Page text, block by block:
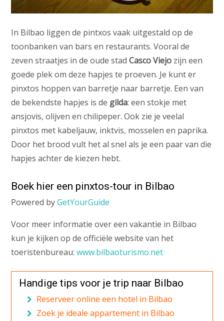
In Bilbao liggen de pintxos vaak uitgestald op de
toonbanken van bars en restaurants. Vooral de
zeven straatjes in de oude stadCasco Viejo zijn een
goede plek om deze hapjes te proeven. Je kunt er
pinxtos hoppen van barretje naar barretje. Een van
de bekendste hapjes is de gilda: een stokje met
ansjovis, olijven en chilipeper. Ook zie je veelal
pinxtos met kabeljauw, inktvis, mosselen en paprika.
Door het brood vult het al snel als je een paar van die
hapjes achter de kiezen hebt.
Boek hier een pinxtos-tour in Bilbao
Powered byGetYourGuide
Voor meer informatie over een vakantie in Bilbao
kun je kijken op de officiële website van het
toeristenbureau:www.bilbaoturismo.net
Handige tips voor je trip naar Bilbao
Reserveer online een hotel in Bilbao
Zoek je ideale appartement in Bilbao